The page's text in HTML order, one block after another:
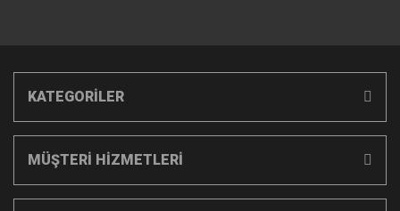
KATEGORİLER
MÜŞTERİ HİZMETLERİ